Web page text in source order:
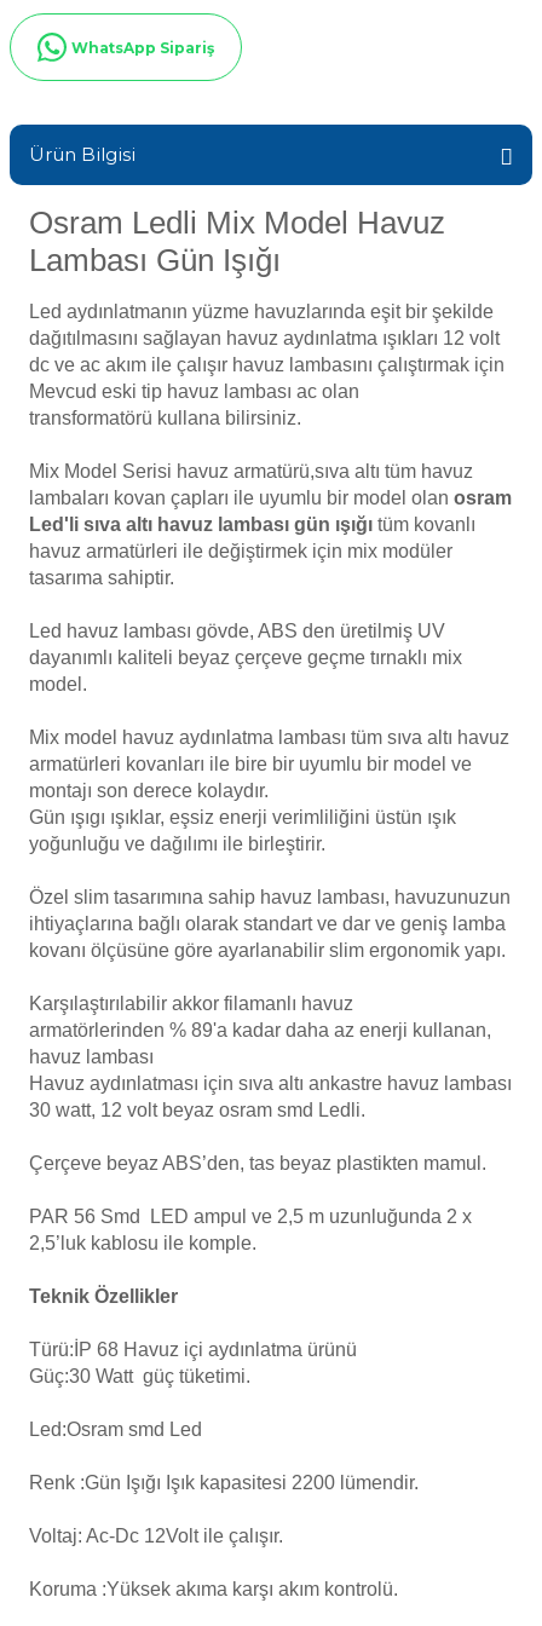
Gemaş Havuz
Wtr Havuz Kimyasalları Setleri
Yosun Öldürücü
Selenoid
Alkalinite Düşürücü
Ayak Dezenfektanı
Havuz Filtre
Havuz Kış Kimyasalı
Kalsiyum Hipoklorit
Temizleyici
Havuz Vana
Havuz Elektrik
Havuz Sarf
Havuz
Bahçe Süs Havuzu
Endüstriyel Blower
Havuz Robotu Yedek
Dalgıç Pompa
Dezenfeksiyon
Havuz Güvenlik
Havuz
Havuz
Jakuzi Sauna
Kuvars Cam
WhatsApp Sipariş
Ürün Bilgisi
Osram Ledli Mix Model Havuz
Lambası Gün Işığı
Led aydınlatmanın yüzme havuzlarında eşit bir şekilde
dağıtılmasını sağlayan havuz aydınlatma ışıkları 12 volt
dc ve ac akım ile çalışır havuz lambasını çalıştırmak için
Mevcud eski tip havuz lambası ac olan
transformatörü kullana bilirsiniz.
Mix Model Serisi havuz armatürü,sıva altı tüm havuz
lambaları kovan çapları ile uyumlu bir model olan osram
Led'li sıva altı havuz lambası gün ışığı tüm kovanlı
havuz armatürleri ile değiştirmek için mix modüler
tasarıma sahiptir.
Led havuz lambası gövde, ABS den üretilmiş UV
dayanımlı kaliteli beyaz çerçeve geçme tırnaklı mix
model.
Mix model havuz aydınlatma lambası tüm sıva altı havuz
armatürleri kovanları ile bire bir uyumlu bir model ve
montajı son derece kolaydır.
Gün ışıgı ışıklar, eşsiz enerji verimliliğini üstün ışık
yoğunluğu ve dağılımı ile birleştirir.
Özel slim tasarımına sahip havuz lambası, havuzunuzun
ihtiyaçlarına bağlı olarak standart ve dar ve geniş lamba
kovanı ölçüsüne göre ayarlanabilir slim ergonomik yapı.
Karşılaştırılabilir akkor filamanlı havuz
armatörlerinden % 89'a kadar daha az enerji kullanan,
havuz lambası
Havuz aydınlatması için sıva altı ankastre havuz lambası
30 watt, 12 volt beyaz osram smd Ledli.
Çerçeve beyaz ABS’den, tas beyaz plastikten mamul.
PAR 56 Smd LED ampul ve 2,5 m uzunluğunda 2 x
2,5’luk kablosu ile komple.
Teknik Özellikler
Türü:İP 68 Havuz içi aydınlatma ürünü
Güç:30 Watt güç tüketimi.
Led:Osram smd Led
Renk :Gün Işığı Işık kapasitesi 2200 lümendir.
Voltaj: Ac-Dc 12Volt ile çalışır.
Koruma :Yüksek akıma karşı akım kontrolü.